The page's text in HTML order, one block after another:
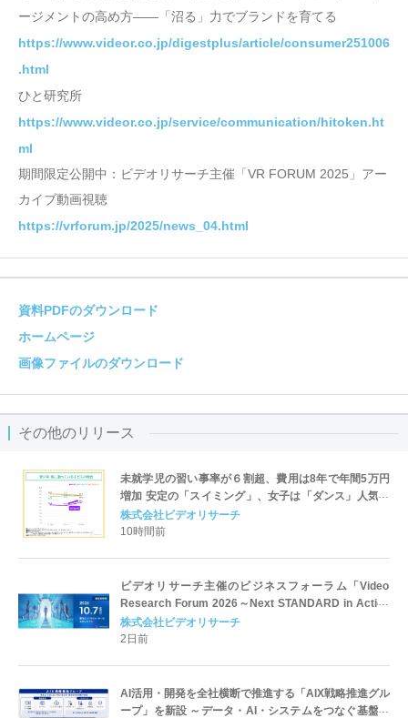
ージメントの高め方――「沼る」力でブランドを育てる
https://www.videor.co.jp/digestplus/article/consumer251006
.html
ひと研究所
https://www.videor.co.jp/service/communication/hitoken.ht
ml
期間限定公開中：ビデオリサーチ主催「VR FORUM 2025」アー
カイブ動画視聴
https://vrforum.jp/2025/news_04.html
資料PDFのダウンロード
ホームページ
画像ファイルのダウンロード
その他のリリース
未就学児の習い事率が６割超、費用は8年で年間5万円
増加 安定の「スイミング」、女子は「ダンス」人気が
加速
株式会社ビデオリサーチ
10時間前
ビデオリサーチ主催のビジネスフォーラム「Video
Research Forum 2026～Next STANDARD in Action
～」10月7日（水）開催
株式会社ビデオリサーチ
2日前
AI活用・開発を全社横断で推進する「AIX戦略推進グル
ープ」を新設 ～データ・AI・システムをつなぐ基盤構